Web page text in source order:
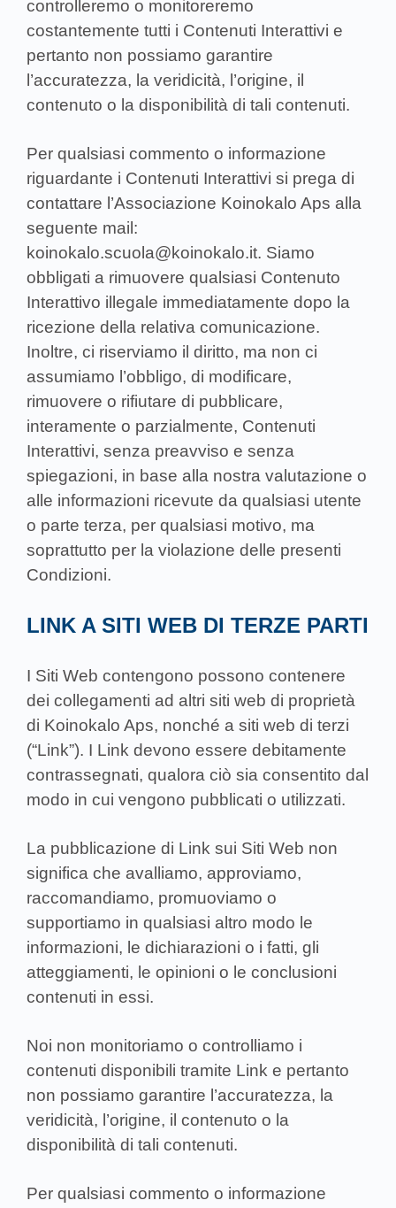
controlleremo o monitoreremo
costantemente tutti i Contenuti Interattivi e
pertanto non possiamo garantire
l’accuratezza, la veridicità, l’origine, il
contenuto o la disponibilità di tali contenuti.
Per qualsiasi commento o informazione
riguardante i Contenuti Interattivi si prega di
contattare l’Associazione Koinokalo Aps alla
seguente mail:
koinokalo.scuola@koinokalo.it. Siamo
obbligati a rimuovere qualsiasi Contenuto
Interattivo illegale immediatamente dopo la
ricezione della relativa comunicazione.
Inoltre, ci riserviamo il diritto, ma non ci
assumiamo l’obbligo, di modificare,
rimuovere o rifiutare di pubblicare,
interamente o parzialmente, Contenuti
Interattivi, senza preavviso e senza
spiegazioni, in base alla nostra valutazione o
alle informazioni ricevute da qualsiasi utente
o parte terza, per qualsiasi motivo, ma
soprattutto per la violazione delle presenti
Condizioni.
LINK A SITI WEB DI TERZE PARTI
I Siti Web contengono possono contenere
dei collegamenti ad altri siti web di proprietà
di Koinokalo Aps, nonché a siti web di terzi
(“Link”). I Link devono essere debitamente
contrassegnati, qualora ciò sia consentito dal
modo in cui vengono pubblicati o utilizzati.
La pubblicazione di Link sui Siti Web non
significa che avalliamo, approviamo,
raccomandiamo, promuoviamo o
supportiamo in qualsiasi altro modo le
informazioni, le dichiarazioni o i fatti, gli
atteggiamenti, le opinioni o le conclusioni
contenuti in essi.
Noi non monitoriamo o controlliamo i
contenuti disponibili tramite Link e pertanto
non possiamo garantire l’accuratezza, la
veridicità, l’origine, il contenuto o la
disponibilità di tali contenuti.
Per qualsiasi commento o informazione